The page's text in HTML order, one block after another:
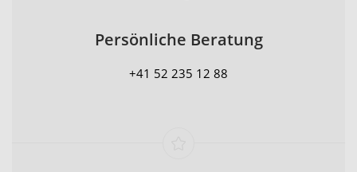
Persönliche Beratung
+41 52 235 12 88